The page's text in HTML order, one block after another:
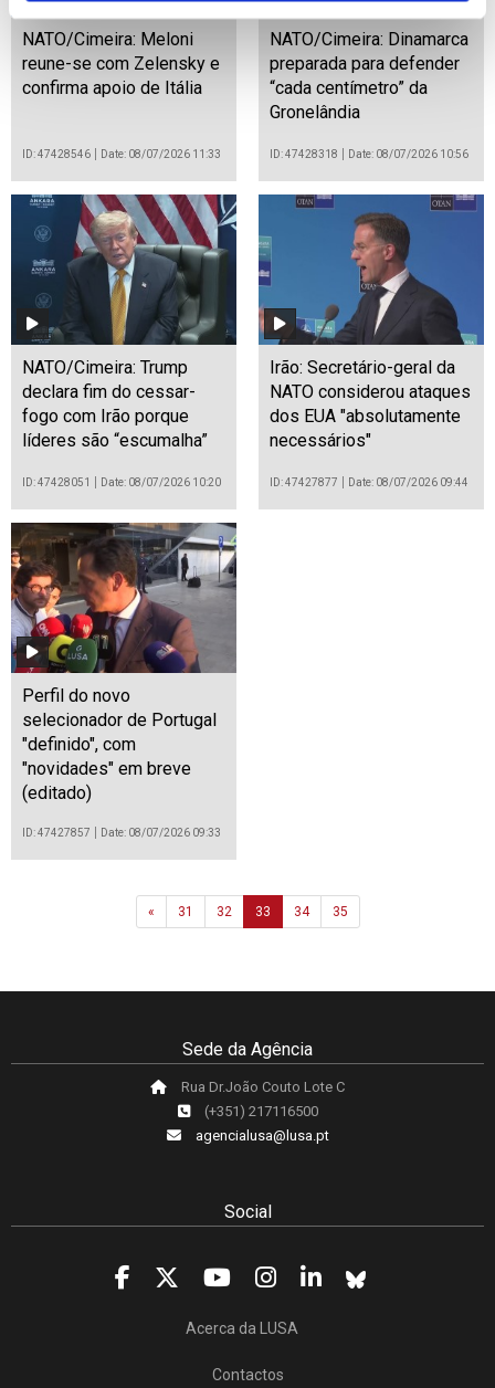
NATO/Cimeira: Meloni
reune-se com Zelensky e
confirma apoio de Itália
ID: 47428546 Date: 08/07/2026 11:33
NATO/Cimeira: Dinamarca
preparada para defender
“cada centímetro” da
Gronelândia
ID: 47428318 Date: 08/07/2026 10:56
NATO/Cimeira: Trump
declara fim do cessar-
fogo com Irão porque
líderes são “escumalha”
ID: 47428051 Date: 08/07/2026 10:20
Irão: Secretário-geral da
NATO considerou ataques
dos EUA "absolutamente
necessários"
ID: 47427877 Date: 08/07/2026 09:44
Perfil do novo
selecionador de Portugal
"definido", com
"novidades" em breve
(editado)
ID: 47427857 Date: 08/07/2026 09:33
«Previous
31 32 33 34 35
Sede da Agência
Rua Dr.João Couto Lote C
(+351) 217116500
agencialusa@lusa.pt
Social
Acerca da LUSA
Contactos